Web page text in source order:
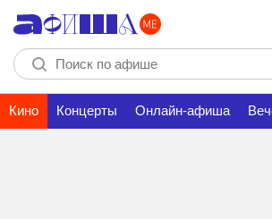
Кино Концерты Онлайн-афиша